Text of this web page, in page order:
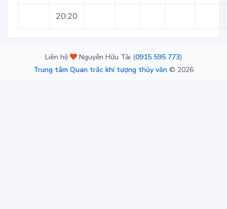
20:20
Liên hệ Nguyễn Hữu Tài (0915 595 773)
Trung tâm Quan trắc khí tượng thủy văn © 2026